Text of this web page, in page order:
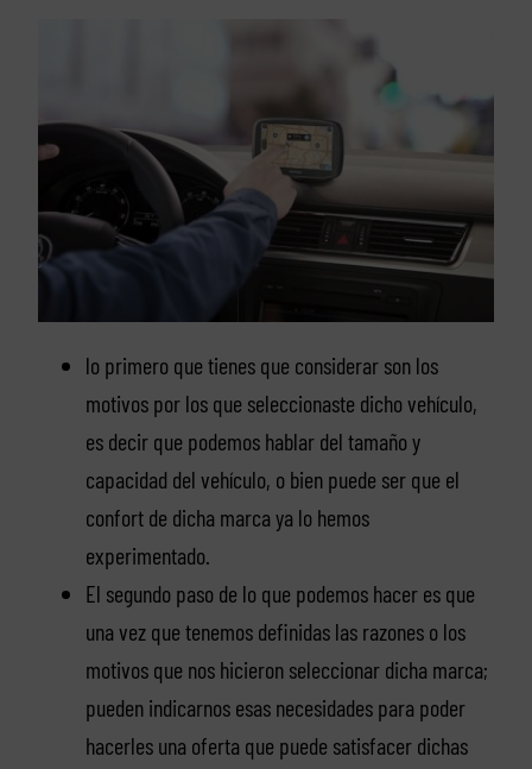
lo primero que tienes que considerar son los
motivos por los que seleccionaste dicho vehículo,
es decir que podemos hablar del tamaño y
capacidad del vehículo, o bien puede ser que el
confort de dicha marca ya lo hemos
experimentado.
El segundo paso de lo que podemos hacer es que
una vez que tenemos definidas las razones o los
motivos que nos hicieron seleccionar dicha marca;
pueden indicarnos esas necesidades para poder
hacerles una oferta que puede satisfacer dichas